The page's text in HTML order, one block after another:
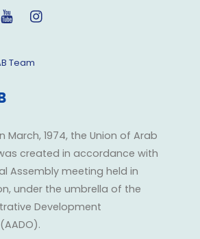
YouTube
Team
March, 1974, the Union of Arab
created in accordance with
Assembly meeting held in
under the umbrella of the
Development